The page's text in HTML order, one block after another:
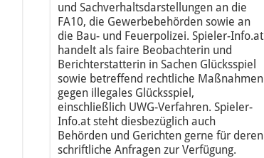
und Sachverhaltsdarstellungen an die
FA10, die Gewerbebehörden sowie an
die Bau- und Feuerpolizei. Spieler-Info.at
handelt als faire Beobachterin und
Berichterstatterin in Sachen Glücksspiel
sowie betreffend rechtliche Maßnahmen
gegen illegales Glücksspiel,
einschließlich UWG-Verfahren. Spieler-
Info.at steht diesbezüglich auch
Behörden und Gerichten gerne für deren
schriftliche Anfragen zur Verfügung.